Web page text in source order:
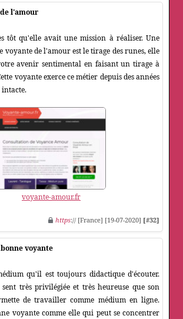
l'amour
tôt qu'elle avait une mission à réaliser. Une
voyante de l'amour est le tirage des runes, elle
avenir sentimental en faisant un tirage à
voyante exerce ce métier depuis des années
intacte.
voyante-amour.fr
https:// [France] [19-07-2020] [#32]
voyante
qu'il est toujours didactique d'écouter.
sent très privilégiée et très heureuse que son
de travailler comme médium en ligne.
voyante comme elle qui peut se concentrer